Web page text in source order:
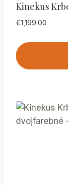
Kinekus
€1,199.00